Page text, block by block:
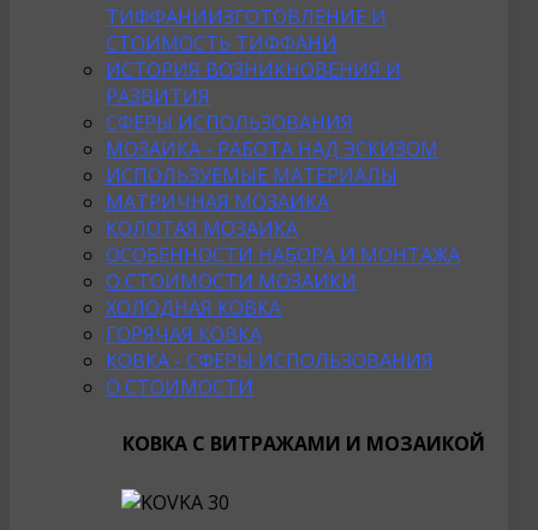
ТИФФАНИИЗГОТОВЛЕНИЕ И
СТОИМОСТЬ ТИФФАНИ
ИСТОРИЯ ВОЗНИКНОВЕНИЯ И
РАЗВИТИЯ
СФЕРЫ ИСПОЛЬЗОВАНИЯ
МОЗАИКА - РАБОТА НАД ЭСКИЗОМ
ИСПОЛЬЗУЕМЫЕ МАТЕРИАЛЫ
МАТРИЧНАЯ МОЗАИКА
КОЛОТАЯ МОЗАИКА
ОСОБЕННОСТИ НАБОРА И МОНТАЖА
О СТОИМОСТИ МОЗАИКИ
ХОЛОДНАЯ КОВКА
ГОРЯЧАЯ КОВКА
КОВКА - СФЕРЫ ИСПОЛЬЗОВАНИЯ
О СТОИМОСТИ
КОВКА С ВИТРАЖАМИ И МОЗАИКОЙ